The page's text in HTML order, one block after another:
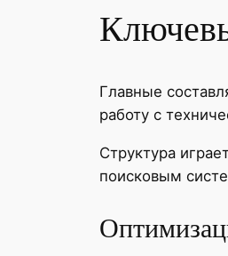
Главные
работу с
Структура
поисковым